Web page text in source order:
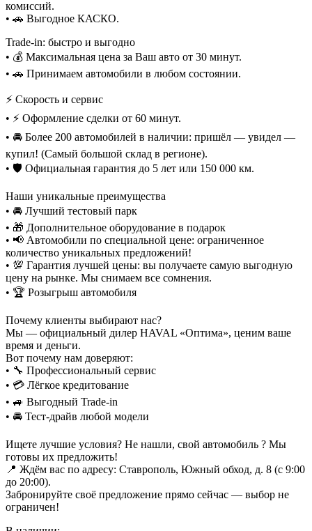
комиссий.
• 🚗 Выгодное КАСКО.
Trade-in: быстро и выгодно
• 💰 Максимальная цена за Ваш авто от 30 минут.
• 🚗 Принимаем автомобили в любом состоянии.
⚡ Скорость и сервис
• ⚡ Оформление сделки от 60 минут.
• 🚘 Более 200 автомобилей в наличии: пришёл — увидел —
купил! (Самый большой склад в регионе).
• 🛡️ Официальная гарантия до 5 лет или 150 000 км.
Наши уникальные преимущества
• 🚘 Лучший тестовый парк
• 🎁 Дополнительное оборудование в подарок
• 📢 Автомобили по специальной цене: ограниченное
количество уникальных предложений!
• 💯 Гарантия лучшей цены: вы получаете самую выгодную
цену на рынке. Мы снимаем все сомнения.
• 🏆 Розыгрыш автомобиля
Почему клиенты выбирают нас?
Мы — официальный дилер HAVAL «Оптима», ценим ваше
время и деньги.
Вот почему нам доверяют:
• 🔧 Профессиональный сервис
• 💳 Лёгкое кредитование
• 🚙 Выгодный Trade-in
• 🚘 Тест-драйв любой модели
Ищете лучшие условия? Не нашли, свой автомобиль ? Мы
готовы их предложить!
📍 Ждём вас по адресу: Ставрополь, Южный обход, д. 8 (с 9:00
до 20:00).
Забронируйте своё предложение прямо сейчас — выбор не
ограничен!